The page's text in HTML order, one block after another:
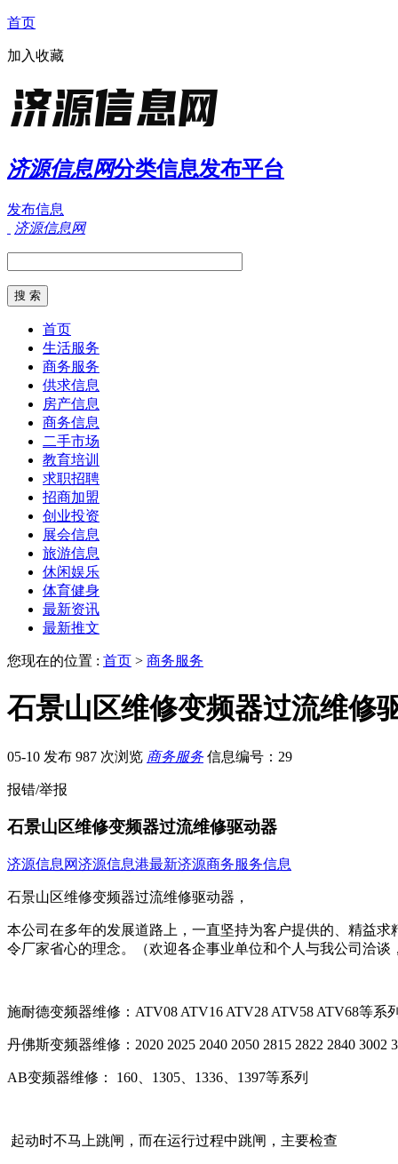
首页
加入收藏
济源信息网分类信息发布平台
发布信息
济源信息网
首页
生活服务
商务服务
供求信息
房产信息
商务信息
二手市场
教育培训
求职招聘
招商加盟
创业投资
展会信息
旅游信息
休闲娱乐
体育健身
最新资讯
最新推文
您现在的位置 : 首页 > 商务服务
石景山区维修变频器过流维修
05-10 发布 987 次浏览 商务服务 信息编号：29
报错/举报
石景山区维修变频器过流维修驱动器
济源信息网济源信息港最新济源商务服务信息
石景山区维修变频器过流维修驱动器，
本公司在多年的发展道路上，一直坚持为客户提供的、精益
令厂家省心的理念。（欢迎各企事业单位和个人与我公司洽谈
施耐德变频器维修：ATV08 ATV16 ATV28 ATV58 ATV68等系
丹佛斯变频器维修：2020 2025 2040 2050 2815 2822 2840
AB变频器维修： 160、1305、1336、1397等系列
起动时不马上跳闸，而在运行过程中跳闸，主要检查